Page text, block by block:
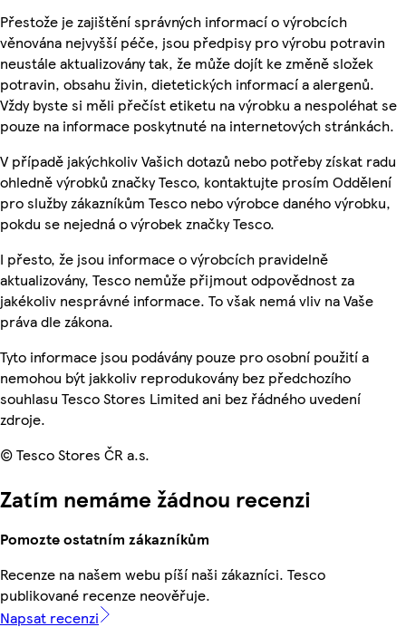
Přestože je zajištění správných informací o výrobcích
věnována nejvyšší péče, jsou předpisy pro výrobu potravin
neustále aktualizovány tak, že může dojít ke změně složek
potravin, obsahu živin, dietetických informací a alergenů.
Vždy byste si měli přečíst etiketu na výrobku a nespoléhat se
pouze na informace poskytnuté na internetových stránkách.
V případě jakýchkoliv Vašich dotazů nebo potřeby získat radu
ohledně výrobků značky Tesco, kontaktujte prosím Oddělení
pro služby zákazníkům Tesco nebo výrobce daného výrobku,
pokdu se nejedná o výrobek značky Tesco.
I přesto, že jsou informace o výrobcích pravidelně
aktualizovány, Tesco nemůže přijmout odpovědnost za
jakékoliv nesprávné informace. To však nemá vliv na Vaše
práva dle zákona.
Tyto informace jsou podávány pouze pro osobní použití a
nemohou být jakkoliv reprodukovány bez předchozího
souhlasu Tesco Stores Limited ani bez řádného uvedení
zdroje.
© Tesco Stores ČR a.s.
Zatím nemáme žádnou recenzi
Pomozte ostatním zákazníkům
Recenze na našem webu píší naši zákazníci. Tesco
publikované recenze neověřuje.
Napsat recenzi